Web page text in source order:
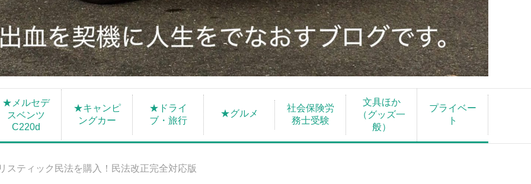
★メルセデ
スベンツ
C220d
★キャンピ
ングカー
★ドライ
ブ・旅行
★グルメ
社会保険労
務士受験
文具ほか
（グッズ一
般）
プライベー
ト
スティック民法を購入！民法改正完全対応版